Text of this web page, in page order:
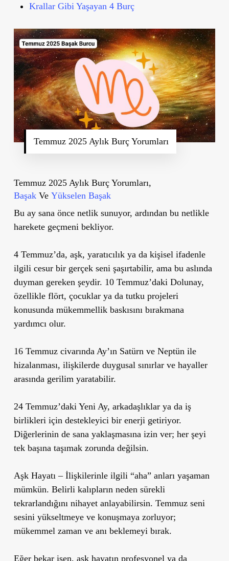
Krallar Gibi Yaşayan 4 Burç
Temmuz 2025 Aylık Burç Yorumları
Temmuz 2025 Aylık Burç Yorumları,
BaşakVe Yükselen Başak
Bu ay sana önce netlik sunuyor, ardından bu netlikle
harekete geçmeni bekliyor.
4 Temmuz’da, aşk, yaratıcılık ya da kişisel ifadenle
ilgili cesur bir gerçek seni şaşırtabilir, ama bu aslında
duyman gereken şeydir. 10 Temmuz’daki Dolunay,
özellikle flört, çocuklar ya da tutku projeleri
konusunda mükemmellik baskısını bırakmana
yardımcı olur.
16 Temmuz civarında Ay’ın Satürn ve Neptün ile
hizalanması, ilişkilerde duygusal sınırlar ve hayaller
arasında gerilim yaratabilir.
24 Temmuz’daki Yeni Ay, arkadaşlıklar ya da iş
birlikleri için destekleyici bir enerji getiriyor.
Diğerlerinin de sana yaklaşmasına izin ver; her şeyi
tek başına taşımak zorunda değilsin.
Aşk Hayatı – İlişkilerinle ilgili “aha” anları yaşaman
mümkün. Belirli kalıpların neden sürekli
tekrarlandığını nihayet anlayabilirsin. Temmuz seni
sesini yükseltmeye ve konuşmaya zorluyor;
mükemmel zaman ve anı beklemeyi bırak.
Eğer bekar isen, aşk hayatın profesyonel ya da